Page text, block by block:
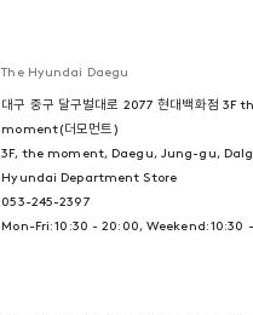
The Hyundai Daegu
대구 중구 달구벌대로 2077 현대백화점 3F
moment(더모먼트)
3F, the moment, Daegu, Jung-gu,
Hyundai Department Store
053-245-2397
Mon-Fri: 10:30 - 20:00, Weekend: 10:30